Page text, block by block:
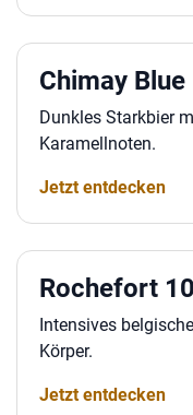
Chimay Blue
Dunkles Starkbier
Karamellnoten.
Jetzt entdecken
Rochefort 10
Intensives
Körper.
Jetzt entdecken